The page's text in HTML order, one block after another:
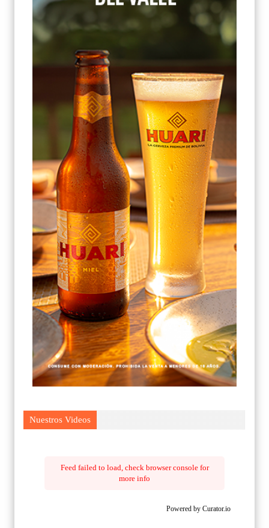
Nuestros Videos
Feed failed to load, check browser console for
more info
Powered by Curator.io